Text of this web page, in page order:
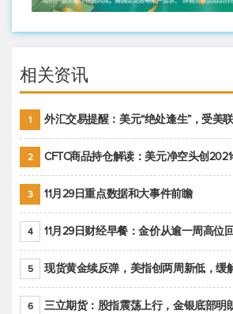
相关资讯
1 外汇交易提醒：美元“绝处逢生”，受美
2 CFTC商品持仓解读：美元净空头创2021年7月以来最大，
3 11月29日重点数据和大事件前瞻
4 11月29日财经早餐：金价从逾一周高位回落，美联储官
5 现货黄金续反弹，美指创两周新低，缓
6 三立期货：股指震荡上行，金银底部明朗，原油